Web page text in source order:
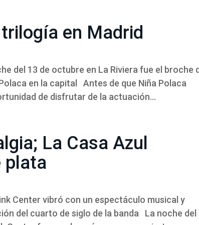
en Madrid
del 13 de octubre en La Riviera fue el broche
en la capital Antes de que Niña Polaca
de disfrutar de la actuación...
La Casa Azul
plata
Center vibró con un espectáculo musical y
del cuarto de siglo de la banda La noche del